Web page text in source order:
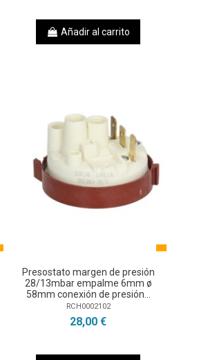
Añadir al carrito
Presostato margen de presión
28/13mbar empalme 6mm ø
58mm conexión de presión...
RCH0002102
28,00 €